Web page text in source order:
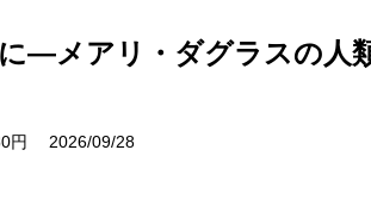
―メアリ・ダグラスの人
円 2026/09/28